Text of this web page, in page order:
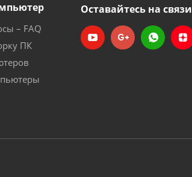
– FAQ
ПК
Оставайтесь на связи